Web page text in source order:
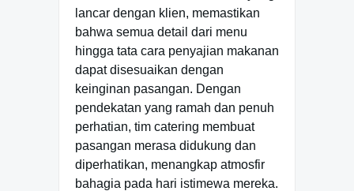
lancar dengan klien, memastikan
bahwa semua detail dari menu
hingga tata cara penyajian makanan
dapat disesuaikan dengan
keinginan pasangan. Dengan
pendekatan yang ramah dan penuh
perhatian, tim catering membuat
pasangan merasa didukung dan
diperhatikan, menangkap atmosfir
bahagia pada hari istimewa mereka.